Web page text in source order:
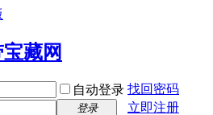
自动登录 找回密码
登录
立即注册